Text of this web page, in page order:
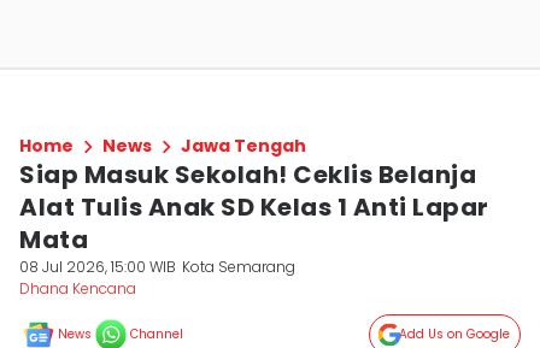
Home News Jawa Tengah
Siap Masuk Sekolah! Ceklis Belanja
Alat Tulis Anak SD Kelas 1 Anti Lapar
Mata
08 Jul 2026, 15:00 WIB Kota Semarang
Dhana Kencana
News Channel Add Us on Google